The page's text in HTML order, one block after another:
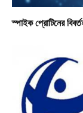
স্পাইক প্রোটিনের